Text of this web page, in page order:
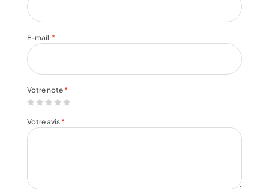
Votre note *
Votre avis *
E-mail *